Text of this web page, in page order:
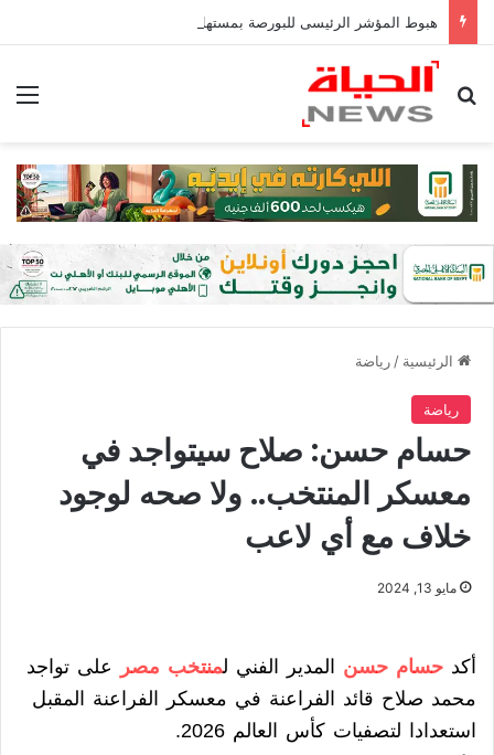
بحث عن
الرئيسية / رياضة
رياضة
حسام حسن: صلاح سيتواجد في
معسكر المنتخب.. ولا صحه لوجود
خلاف مع أي لاعب
مايو 13, 2024
أكد حسام حسن المدير الفني لمنتخب مصر
على تواجد
محمد صلاح قائد الفراعنة في معسكر الفراعنة المقبل
استعدادا لتصفيات كأس العالم 2026.